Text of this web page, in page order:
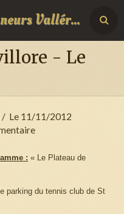
Les Joyeux Randonneurs Vallérois
- Le
Le 11/11/2012
: « Le Plateau de
parking du tennis club de St